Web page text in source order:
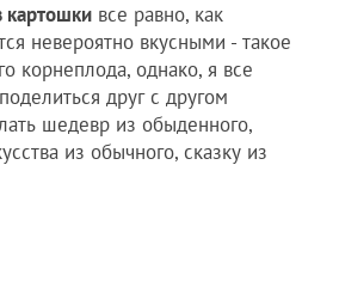
картошки все равно, как
невероятно вкусными - такое
корнеплода, однако, я все
друг с другом
шедевр из обыденного,
из обычного, сказку из